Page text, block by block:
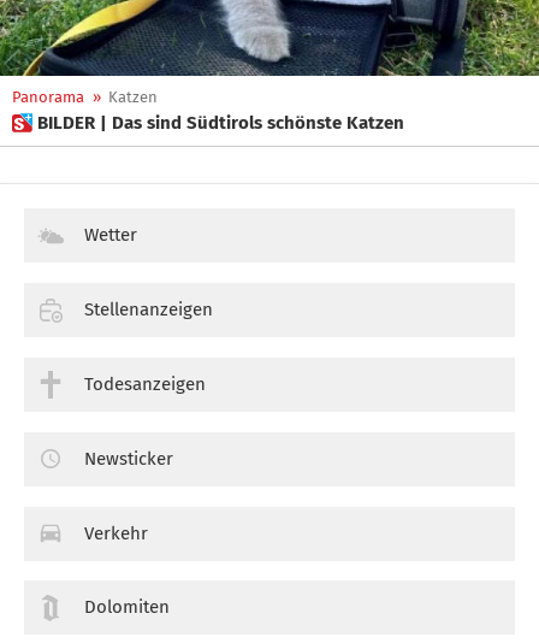
Panorama » Katzen
 BILDER | Das sind Südtirols schönste Katzen
Wetter
Stellenanzeigen
Todesanzeigen
Newsticker
Verkehr
Dolomiten